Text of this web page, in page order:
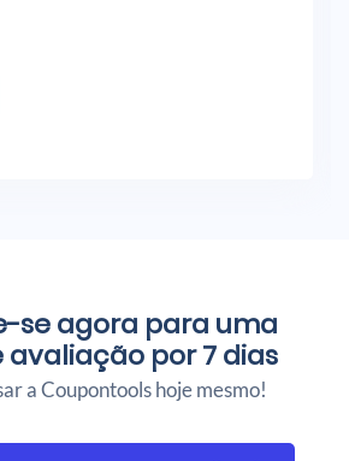
se agora para uma
por 7 dias
a Coupontools hoje mesmo!